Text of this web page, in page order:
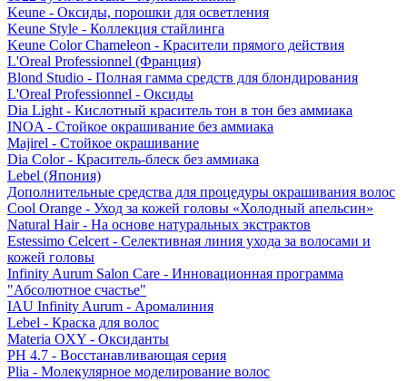
Keune - Оксиды, порошки для осветления
Keune Style - Коллекция стайлинга
Keune Color Chameleon - Красители прямого действия
L'Oreal Professionnel (Франция)
Blond Studio - Полная гамма средств для блондирования
L'Oreal Professionnel - Оксиды
Dia Light - Кислотный краситель тон в тон без аммиака
INOA - Стойкое окрашивание без аммиака
Majirel - Стойкое окрашивание
Dia Color - Краситель-блеск без аммиака
Lebel (Япония)
Дополнительные средства для процедуры окрашивания волос
Cool Orange - Уход за кожей головы «Холодный апельсин»
Natural Hair - На основе натуральных экстрактов
Estessimo Celcert - Селективная линия ухода за волосами и
кожей головы
Infinity Aurum Salon Care - Инновационная программа
"Абсолютное счастье"
IAU Infinity Aurum - Аромалиния
Lebel - Краска для волос
Materia OXY - Оксиданты
PH 4.7 - Восстанавливающая серия
Plia - Молекулярное моделирование волос